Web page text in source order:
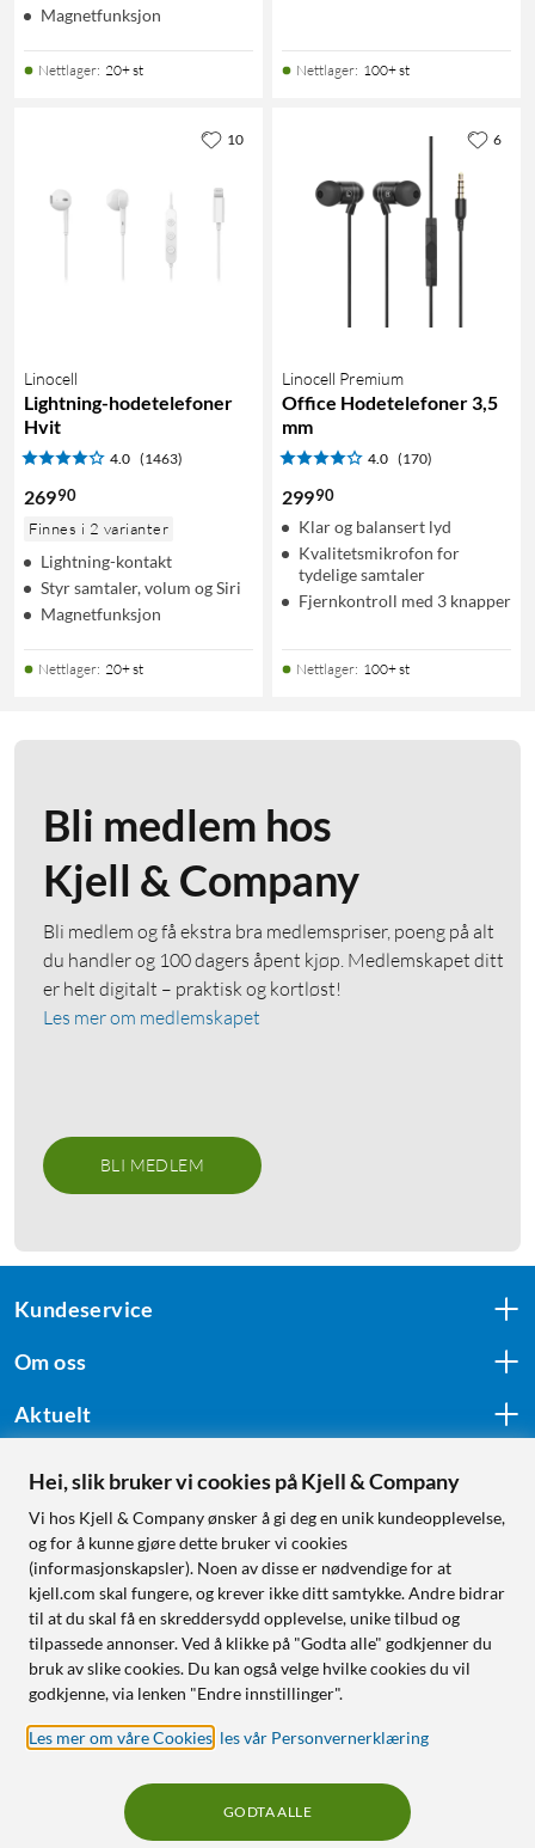
Magnetfunksjon
Nettlager: 20+ st Nettlager: 100+ st
Linocell
Lightning-hodetelefoner
Hvit
4.0 (1463)
26990
Finnes i 2 varianter
Lightning-kontakt
Styr samtaler, volum og Siri
Magnetfunksjon
Nettlager: 20+ st
10
Linocell Premium
Office Hodetelefoner 3,5
mm
4.0 (170)
29990
Klar og balansert lyd
Kvalitetsmikrofon for
tydelige samtaler
Fjernkontroll med 3 knapper
Nettlager: 100+ st
6
Bli medlem hos
Kjell & Company
Bli medlem og få ekstra bra medlemspriser, poeng på alt
du handler og 100 dagers åpent kjøp. Medlemskapet ditt
er helt digitalt – praktisk og kortløst!
Les mer om medlemskapet
BLI MEDLEM
Kundeservice
Om oss
Aktuelt
Følg oss
Handle fra:
Sverige
Norge
Hei, slik bruker vi cookies på Kjell & Company
Vi hos Kjell & Company ønsker å gi deg en unik kundeopplevelse,
og for å kunne gjøre dette bruker vi cookies
(informasjonskapsler). Noen av disse er nødvendige for at
kjell.com skal fungere, og krever ikke ditt samtykke. Andre bidrar
til at du skal få en skreddersydd opplevelse, unike tilbud og
tilpassede annonser. Ved å klikke på "Godta alle" godkjenner du
bruk av slike cookies. Du kan også velge hvilke cookies du vil
godkjenne, via lenken "Endre innstillinger".
Les mer om våre Cookies les vår Personvernerklæring
GODTA ALLE